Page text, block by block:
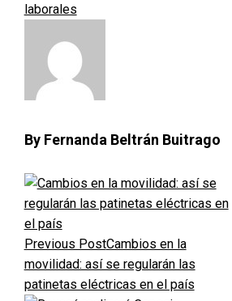
laborales
By Fernanda Beltrán Buitrago
Previous PostCambios en la
movilidad: así se regularán las
patinetas eléctricas en el país